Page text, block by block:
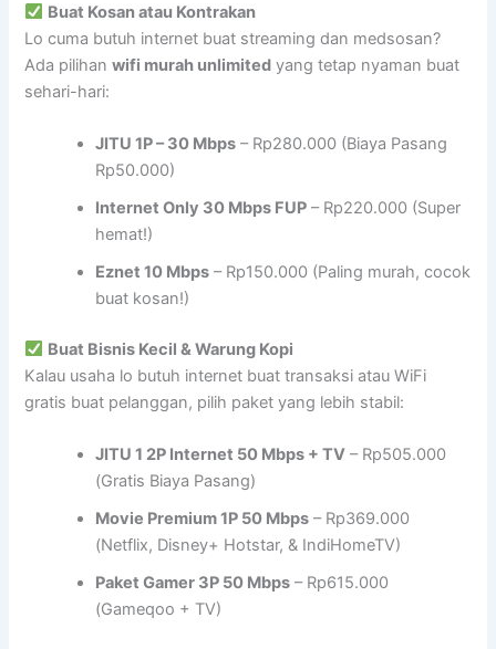
Buat Kosan atau Kontrakan
Lo cuma butuh internet buat streaming dan medsosan?
Ada pilihanwifi murah unlimited yang tetap nyaman buat
sehari-hari:
JITU 1P – 30 Mbps – Rp280.000 (Biaya Pasang
Rp50.000)
Internet Only 30 Mbps FUP – Rp220.000 (Super
hemat!)
Eznet 10 Mbps – Rp150.000 (Paling murah, cocok
buat kosan!)
Buat Bisnis Kecil & Warung Kopi
Kalau usaha lo butuh internet buat transaksi atau WiFi
gratis buat pelanggan, pilih paket yang lebih stabil:
JITU 1 2P Internet 50 Mbps + TV – Rp505.000
(Gratis Biaya Pasang)
Movie Premium 1P 50 Mbps – Rp369.000
(Netflix, Disney+ Hotstar, & IndiHomeTV)
Paket Gamer 3P 50 Mbps – Rp615.000
(Gameqoo + TV)